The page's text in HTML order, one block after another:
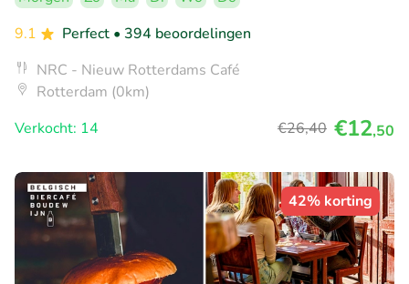
9.1
Perfect • 394 beoordelingen
NRC - Nieuw Rotterdams Café
Rotterdam (0km)
Verkocht: 14
€26,40 €12,50
42% korting